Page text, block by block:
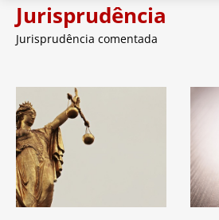
Jurisprudência
Jurisprudência comentada